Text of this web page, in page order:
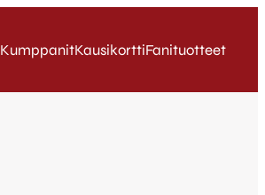
KumppanitKausikorttiFanituotteet